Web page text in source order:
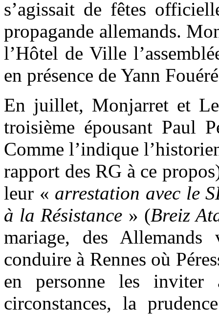
s’agissait de fêtes
propagande allemands.
l’Hôtel de Ville
en présence de Yann
En juillet, Monjarret et
troisième épousant Paul
Comme l’indique
rapport des RG à ce
leur « arrestation avec le
à la Résistance » (Breiz
mariage, des
conduire à Rennes où
en personne les inviter
circonstances, la